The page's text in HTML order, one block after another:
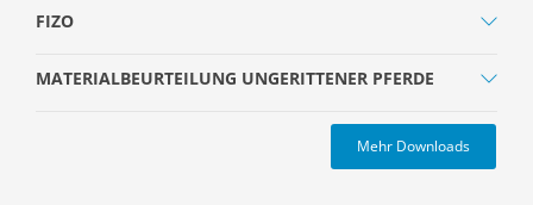
FIZO
MATERIALBEURTEILUNG UNGERITTENER PFERDE
Mehr Downloads